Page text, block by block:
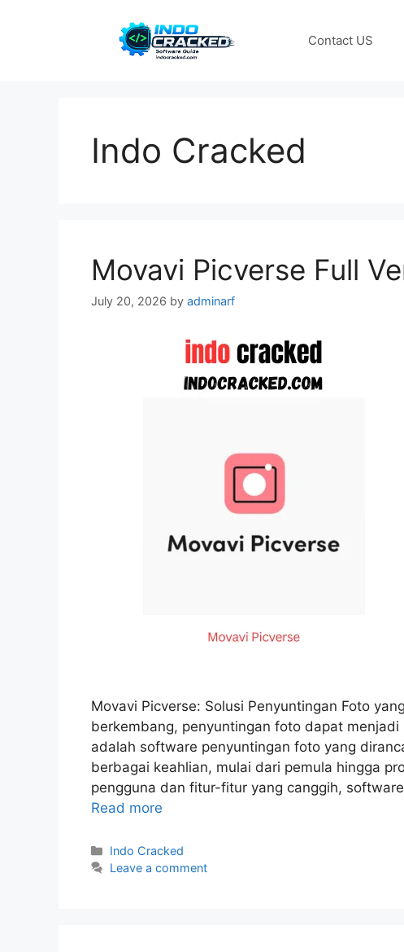
Contact US
Indo Cracked
Movavi Picverse Full
July 20, 2026 by adminarf
Movavi Picverse: Solusi Penyuntingan Foto
berkembang, penyuntingan foto dapat
adalah software penyuntingan foto yang
berbagai keahlian, mulai dari pemula hingga
pengguna dan fitur-fitur yang canggih,
Read more
Categories
Indo Cracked
Leave a comment